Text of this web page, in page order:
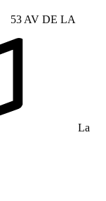
53 AV DE LA
La